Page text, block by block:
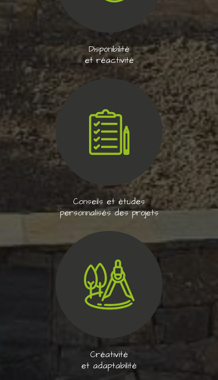
Disponibilité
et réactivité
Conseils et études
personnalisés des projets
Créativité
et adaptabilité